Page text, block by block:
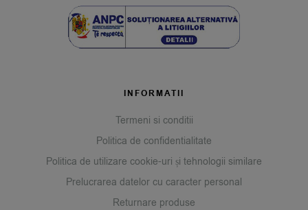
INFORMATII
Termeni si conditii
Politica de confidentialitate
Politica de utilizare cookie-uri și tehnologii similare
Prelucrarea datelor cu caracter personal
Returnare produse